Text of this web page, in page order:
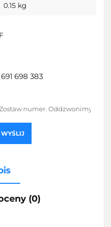
0.15 kg
698 383
WYŚLIJ
(0)